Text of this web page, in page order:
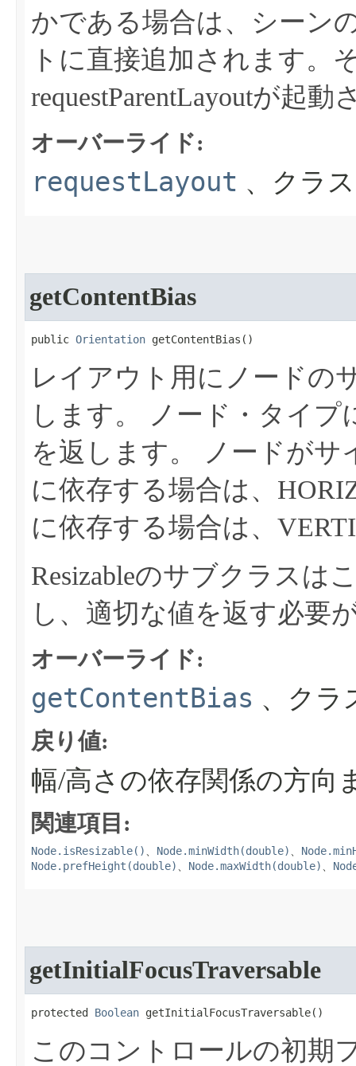
かである場合は、シーン
トに直接追加されます。
requestParentLayoutが起動
オーバーライド:
requestLayout 、クラ
getContentBias
public Orientation getContentBias​()
レイアウト用にノードの
します。
ノード・タイプ
を返します。
ノードがサ
に依存する場合は、
に依存する場合は、
Resizableのサブクラスは
し、適切な値を返す必要
オーバーライド:
getContentBias 、クラ
戻り値:
幅/高さの依存関係の方向
関連項目:
Node.isResizable() 、 Node.minWidth(double) 、
Node.prefHeight(double) 、 Node.maxWidth(double) 、
getInitialFocusTraversable
protected Boolean getInitialFocusTraversable​()
このコントロールの初期